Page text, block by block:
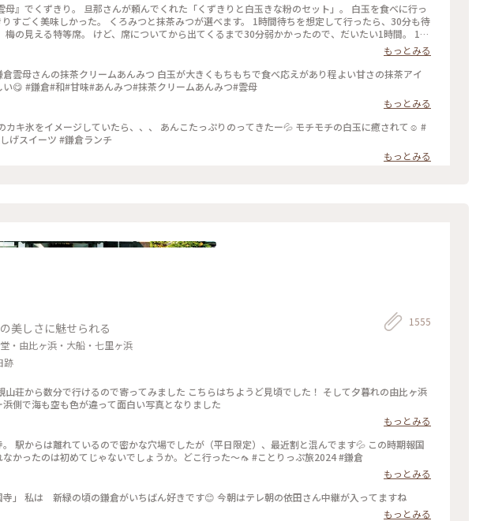
母』でくずきり。 旦那さんが頼んでくれた「くずきりと白玉きな粉のセット」。 白玉を食べに行っ
りすごく美味しかった。 くろみつと抹茶みつが選べます。 1時間待ちを想定して行ったら、30分も待
梅の見える特等席。 けど、席についてから出てくるまで30分弱かかったので、だいたい1時間。 1時
ティ。 #神奈川#鎌倉#茶房雲母#白玉#おもちずき#Ayuのおやつ#はじめての
もっとみる
雲母さんの抹茶クリームあんみつ 白玉が大きくもちもちで食べ応えがあり程よい甘さの抹茶アイ
い😋 #鎌倉#和#甘味#あんみつ#抹茶クリームあんみつ#雲母
もっとみる
カキ氷をイメージしていたら、、、 あんこたっぷりのってきたー💦 モチモチの白玉に癒されて☺️ #
げスイーツ #鎌倉ランチ
もっとみる
美しさに魅せられる
・由比ヶ浜・大船・七里ヶ浜
跡
1555
側で海も空も色が違って面白い写真となりました
もっとみる
。 駅からは離れているので密かな穴場でしたが（平日限定）、最近割と混んでます💦 この時期報国
寺で蚊に刺されなかったのは初めてじゃないでしょうか。どこ行った〜🦟 #ことりっぷ旅2024 #鎌倉
もっとみる
竹の庭 「報国寺」 私は 新緑の頃の鎌倉がいちばん好きです😊 今朝はテレ朝の依田さん中継が入ってますね
もっとみる